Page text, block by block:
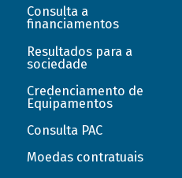
Consulta a
financiamentos
Resultados para a
sociedade
Credenciamento de
Equipamentos
Consulta PAC
Moedas contratuais